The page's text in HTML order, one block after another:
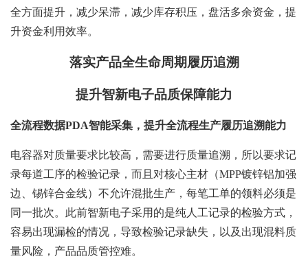
全方面提升，减少呆滞，减少库存积压，盘活多余资金，提
升资金利用效率。
落实产品全生命周期履历追溯
提升智新电子品质保障能力
全流程数据PDA智能采集，提升全流程生产履历追溯能力
电容器对质量要求比较高，需要进行质量追溯，所以要求记
录每道工序的检验记录，而且对核心主材（MPP镀锌铝加强
边、锡锌合金线）不允许混批生产，每笔工单的领料必须是
同一批次。此前智新电子采用的是纯人工记录的检验方式，
容易出现漏检的情况，导致检验记录缺失，以及出现混料质
量风险，产品品质管控难。